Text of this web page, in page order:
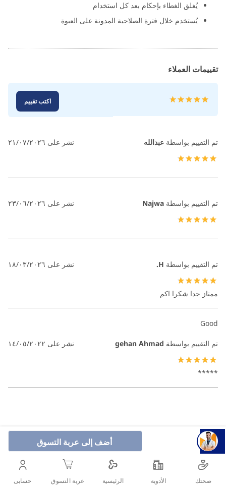
أضف إلى عربة التسوق
يُغلق الغطاء بإحكام بعد كل استخدام
يُستخدم خلال فترة الصلاحية المدونة على العبوة
تقييمات العملاء
تقييم:
اكتب تقييم
تم التقييم بواسطة عبدالله نشر على ٢١/٠٧/٢٠٢٦
تم التقييم بواسطة Najwa نشر على ٢٣/٠٦/٢٠٢٦
تم التقييم بواسطة H. نشر على ١٨/٠٣/٢٠٢٦
ممتاز جدا شكرا اكم
Good
تم التقييم بواسطة gehan Ahmad نشر على ١٤/٠٥/٢٠٢٢
*****
صحتك الأدوية الرئيسية عربة التسوق حسابى